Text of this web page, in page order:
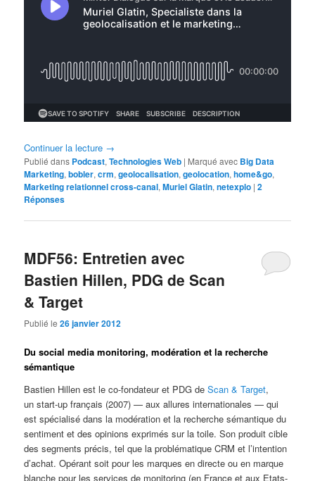
Continuer la lecture →
Publié dans Podcast,Technologies Web | Marqué avec Big Data
Marketing,bobler,crm,geolocalisation,geolocation,home&go,
Marketing relationnel cross-canal,Muriel Glatin,netexplo |2
Réponses
MDF56: Entretien avec
Bastien Hillen, PDG de Scan
& Target
Publié le26 janvier 2012
Du social media monitoring, modération et la recherche
sémantique
Bastien Hillen est le co-fondateur et PDG deScan & Target,
un start-up français (2007) — aux allures internationales — qui
est spécialisé dans la modération et la recherche sémantique du
sentiment et des opinions exprimés sur la toile. Son produit cible
des segments précis, tel que la problématique CRM et l’intention
d’achat. Opérant soit pour les marques en directe ou en marque
blanche pour les services de monitoring (en France et aux Etats-